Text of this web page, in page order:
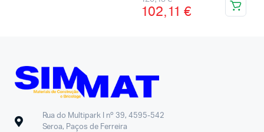
102,11 €
Rua do Multipark I nº 39, 4595-542
Seroa, Paços de Ferreira